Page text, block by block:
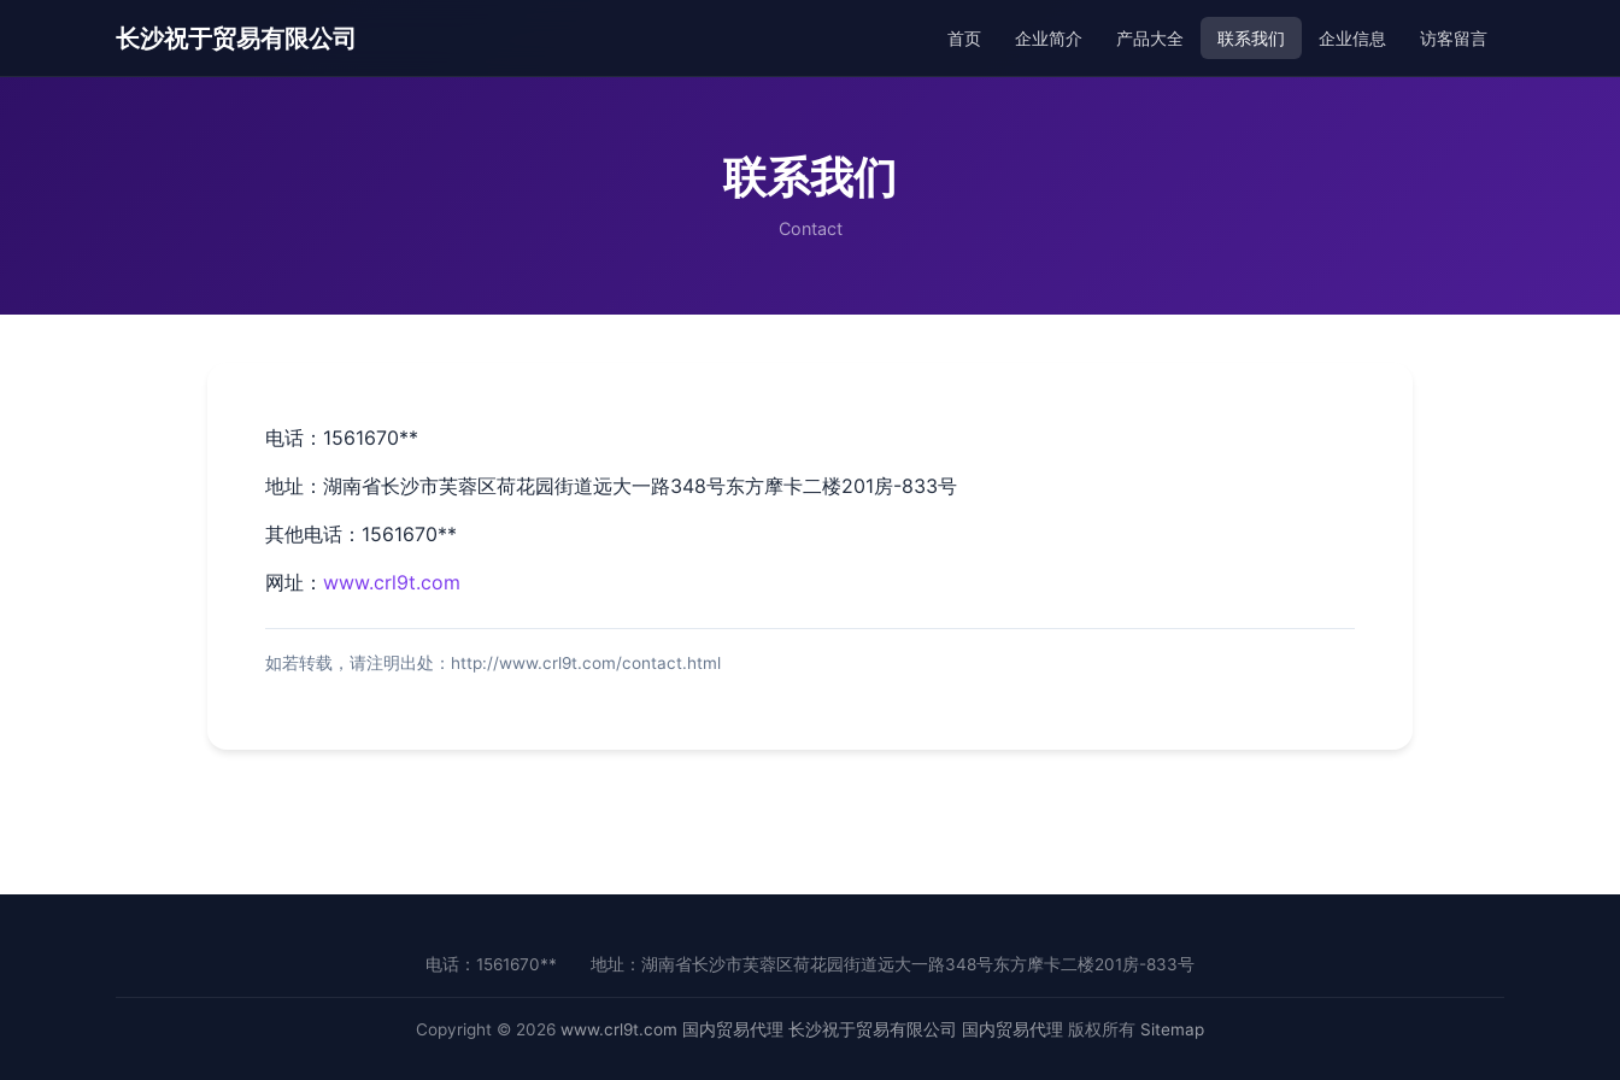
长沙祝于贸易有限公司 首页 企业简介 产品大全 联系我们 企业信息 访客留言
联系我们
Contact
电话：1561670**
地址：湖南省长沙市芙蓉区荷花园街道远大一路348号东方摩卡二楼201房-833号
其他电话：1561670**
网址： www.crl9t.com
如若转载，请注明出处：http://www.crl9t.com/contact.html
电话：1561670** 地址：湖南省长沙市芙蓉区荷花园街道远大一路348号东方摩卡二楼201房-833号
Copyright © 2026 www.crl9t.com 国内贸易代理 长沙祝于贸易有限公司 国内贸易代理 版权所有 Sitemap